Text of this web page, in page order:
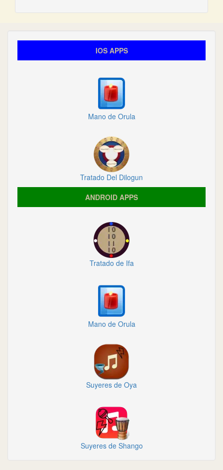
IOS APPS
Mano de Orula
Tratado Del Dilogun
ANDROID APPS
Tratado de Ifa
Mano de Orula
Suyeres de Oya
Suyeres de Shango